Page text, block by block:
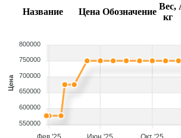
Название
Цена Обозначение
Вес,
кг
800000
750000
700000
650000
600000
550000
Цена